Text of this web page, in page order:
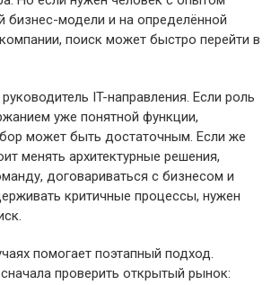
бизнес-модели и на определённой
поиск может быстро перейти в
IT-направления. Если роль
уже понятной функции,
может быть достаточным. Если же
менять архитектурные решения,
договариваться с бизнесом и
критичные процессы, нужен
помогает поэтапный подход.
проверить открытый рынок: